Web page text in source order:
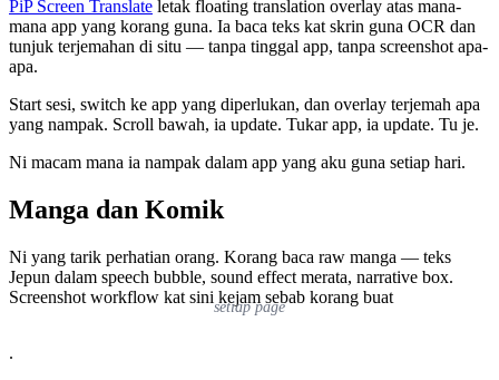
PiP Screen Translate letak floating translation overlay atas mana-
mana app yang korang guna. Ia baca teks kat skrin guna OCR dan
tunjuk terjemahan di situ — tanpa tinggal app, tanpa screenshot apa-
apa.
Start sesi, switch ke app yang diperlukan, dan overlay terjemah apa
yang nampak. Scroll bawah, ia update. Tukar app, ia update. Tu je.
Ni macam mana ia nampak dalam app yang aku guna setiap hari.
Manga dan Komik
Ni yang tarik perhatian orang. Korang baca raw manga — teks
Jepun dalam speech bubble, sound effect merata, narrative box.
Screenshot workflow kat sini kejam sebab korang buat
setiap page
.